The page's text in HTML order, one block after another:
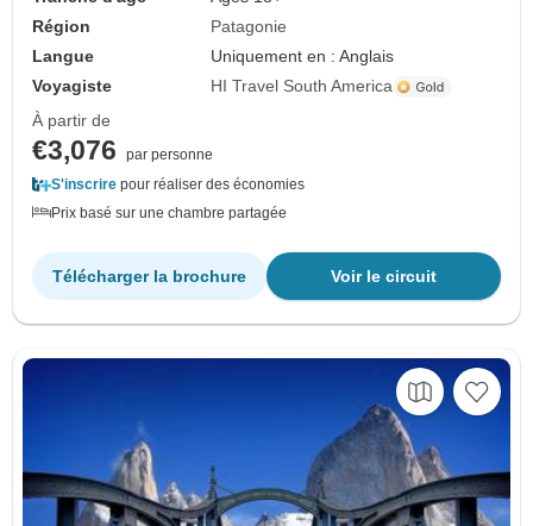
Région
Patagonie
Langue
Uniquement en : Anglais
Voyagiste
HI Travel South America
À partir de
€3,076
par personne
S'inscrire pour réaliser des économies
Prix basé sur une chambre partagée
Voir le circuit
Télécharger la brochure